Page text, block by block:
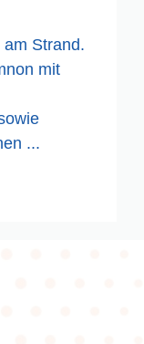
Strand.
mit
...